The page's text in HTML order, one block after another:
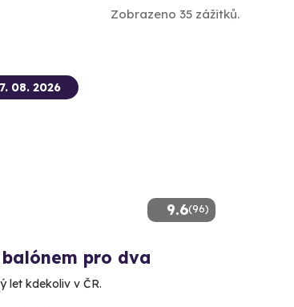
Zobrazeno 35 zážitků.
9.6(96)
08. 2026
pro dva
let kdekoliv v ČR.